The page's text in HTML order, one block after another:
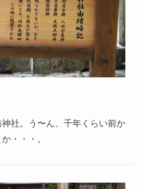
神社。う〜ん、千年くらい前か
・・・。